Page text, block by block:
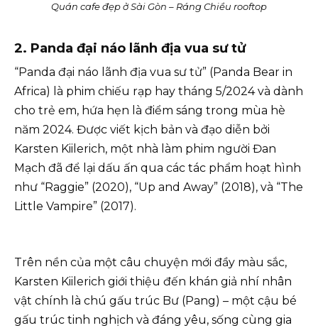
Quán cafe đẹp ở Sài Gòn – Ráng Chiều rooftop
2. Panda đại náo lãnh địa vua sư tử
“Panda đại náo lãnh địa vua sư tử” (Panda Bear in
Africa) là phim chiếu rạp hay tháng 5/2024 và dành
cho trẻ em, hứa hẹn là điểm sáng trong mùa hè
năm 2024. Được viết kịch bản và đạo diễn bởi
Karsten Kiilerich, một nhà làm phim người Đan
Mạch đã để lại dấu ấn qua các tác phẩm hoạt hình
như “Raggie” (2020), “Up and Away” (2018), và “The
Little Vampire” (2017).
Trên nền của một câu chuyện mới đầy màu sắc,
Karsten Kiilerich giới thiệu đến khán giả nhí nhân
vật chính là chú gấu trúc Bư (Pang) – một cậu bé
gấu trúc tinh nghịch và đáng yêu, sống cùng gia